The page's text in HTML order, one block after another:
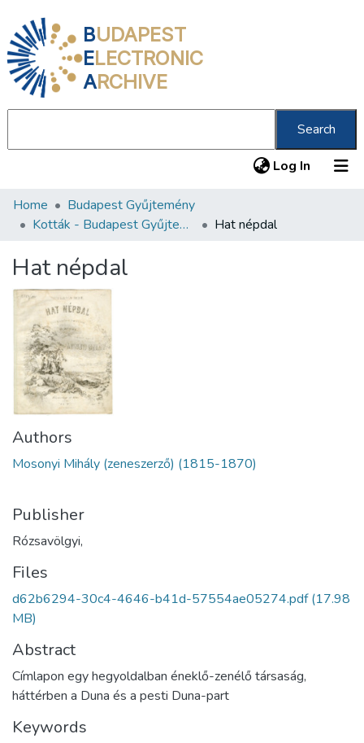
BUDAPEST
ELECTRONIC
ARCHIVE
Search
Log In (current)
Communities & Collections
Statistics
About us
Home
Budapest Gyűjtemény
Kották - Budapest Gyűjtemény
Hat népdal
Hat népdal
Authors
Mosonyi Mihály (zeneszerző) (1815-1870)
Publisher
Rózsavölgyi,
Files
d62b6294-30c4-4646-b41d-57554ae05274.pdf(17.98
MB)
Abstract
Címlapon egy hegyoldalban éneklő-zenélő társaság,
háttérben a Duna és a pesti Duna-part
Keywords